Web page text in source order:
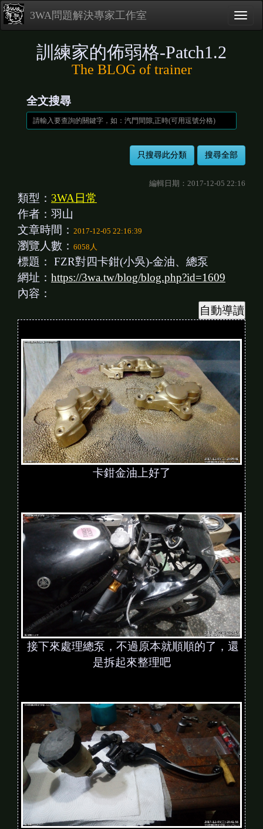
3WA問題解決專家工作室
訓練家的佈弱格-Patch1.2
The BLOG of trainer
全文搜尋
編輯日期：2017-12-05 22:16
類型： 3WA日常
作者：羽山
文章時間： 2017-12-05 22:16:39
瀏覽人數： 6058人
標題： FZR對四卡鉗(小吳)-金油、總泵
網址： https://3wa.tw/blog/blog.php?id=1609
內容：
卡鉗金油上好了
接下來處理總泵，不過原本就順順的了，還
是拆起來整理吧